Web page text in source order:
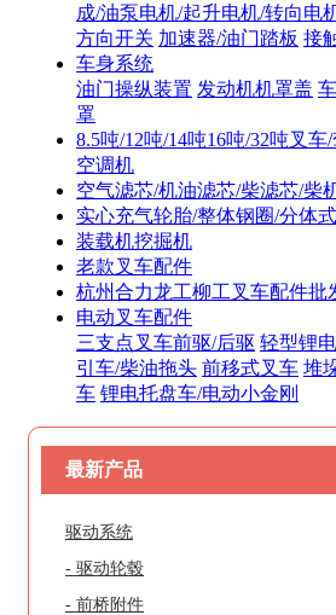
成/油泵电机/起升电机/转向电
方向开关 加速器/油门踏板 接
车身系统
油门操纵装置 发动机机罩盖
罩
8.5吨/12吨/14吨16吨/32吨叉
空调机
空气滤芯/机油滤芯/柴滤芯/柴
实心充气轮胎/整体钢圈/分体
装载机挖掘机
老款叉车配件
杭州合力龙工柳工叉车配件批
电动叉车配件
三支点叉车前驱/后驱 轻型锂
引车/柴油拖头 前移式叉车 堆
车 锂电托盘车/电动小金刚
最新产品
驱动系统
- 驱动轮毂
- 前桥附件